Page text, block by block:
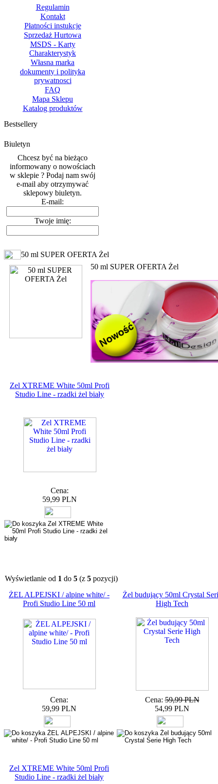
Regulamin
Kontakt
Płatności instukcje
Sprzedaż Hurtowa
MSDS - Karty
Charakterystyk
Własna marka
dokumenty i polityka
prywatnosci
FAQ
Mapa Sklepu
Katalog produktów
Bestsellery
Biuletyn
Chcesz być na bieżąco
informowany o nowościach
w sklepie ? Podaj nam swój
e-mail aby otrzymywać
sklepowy biuletyn.
E-mail:
Twoje imię:
50 ml SUPER OFERTA Żel
50 ml SUPER OFERTA Żel
Zel XTREME White 50ml Profi
Studio Line - rzadki żel biały
Cena:
59,99 PLN
Wyświetlanie od 1 do 5 (z 5 pozycji)
ŻEL ALPEJSKI / alpine white/ -
Profi Studio Line 50 ml
Cena:
59,99 PLN
Żel budujący 50ml Crystal
High Tech
Cena: 59,99 PLN
54,99 PLN
Zel XTREME White 50ml Profi
Studio Line - rzadki żel biały